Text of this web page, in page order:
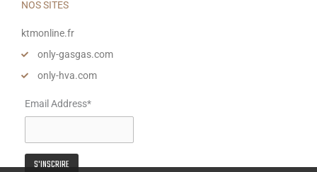
NOS SITES
ktmonline.fr
only-gasgas.com
only-hva.com
Email Address*